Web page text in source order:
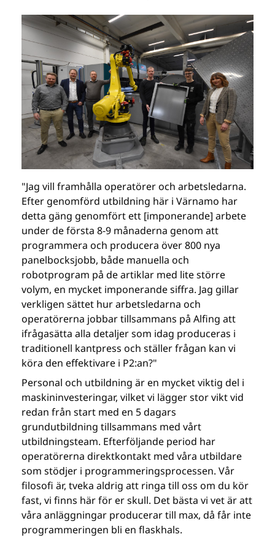
"Jag vill framhålla operatörer och arbetsledarna.
Efter genomförd utbildning här i Värnamo har
detta gäng genomfört ett [imponerande] arbete
under de första 8-9 månaderna genom att
programmera och producera över 800 nya
panelbocksjobb, både manuella och
robotprogram på de artiklar med lite större
volym, en mycket imponerande siffra. Jag gillar
verkligen sättet hur arbetsledarna och
operatörerna jobbar tillsammans på Alfing att
ifrågasätta alla detaljer som idag produceras i
traditionell kantpress och ställer frågan kan vi
köra den effektivare i P2:an?"
Personal och utbildning är en mycket viktig del i
maskininvesteringar, vilket vi lägger stor vikt vid
redan från start med en 5 dagars
grundutbildning tillsammans med vårt
utbildningsteam. Efterföljande period har
operatörerna direktkontakt med våra utbildare
som stödjer i programmeringsprocessen. Vår
filosofi är, tveka aldrig att ringa till oss om du kör
fast, vi finns här för er skull. Det bästa vi vet är att
våra anläggningar producerar till max, då får inte
programmeringen bli en flaskhals.